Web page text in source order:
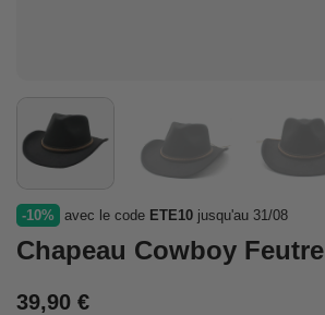
-10% avec le code ETE10 jusqu'au 31/08
Chapeau Cowboy Feutre
39,90 €